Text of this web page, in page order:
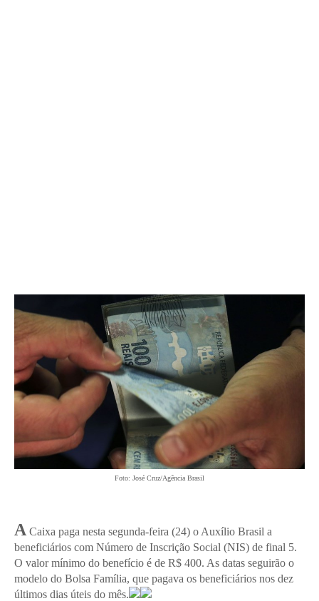
Foto: José Cruz/Agência Brasil
A Caixa paga nesta segunda-feira (24) o Auxílio Brasil a
beneficiários com Número de Inscrição Social (NIS) de final 5.
O valor mínimo do benefício é de R$ 400. As datas seguirão o
modelo do Bolsa Família, que pagava os beneficiários nos dez
últimos dias úteis do mês.